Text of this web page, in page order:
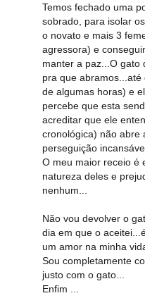
Temos fechado uma
sobrado, para isolar
o novato e mais 3
agressora) e
manter a paz...O gato
pra que
de algumas horas) e
percebe que esta
acreditar que ele
cronológica) não abre
perseguição
O meu maior receio é
natureza deles e
nenhum...
Não vou devolver o
dia em que o
um amor na minha
Sou completamente
justo com o gato...
Enfim ...